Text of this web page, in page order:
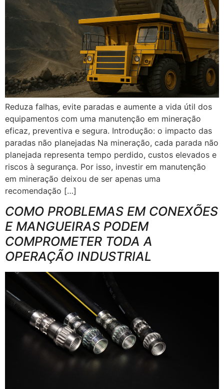
Reduza falhas, evite paradas e aumente a vida útil dos
equipamentos com uma manutenção em mineração
eficaz, preventiva e segura. Introdução: o impacto das
paradas não planejadas Na mineração, cada parada não
planejada representa tempo perdido, custos elevados e
riscos à segurança. Por isso, investir em manutenção
em mineração deixou de ser apenas uma
recomendação […]
COMO PROBLEMAS EM CONEXÕES
E MANGUEIRAS PODEM
COMPROMETER TODA A
OPERAÇÃO INDUSTRIAL